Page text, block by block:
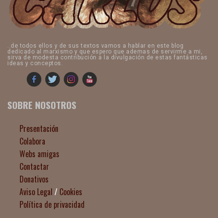
..de todos ellos y de sus textos vamos a hablar en este blog
dedicado al marxismo y que espero que ademas de servirme a mi,
sirva de modesta contribución a la divulgación de estas fantásticas
ideas y conceptos.
SOBRE NOSOTROS
Presentación
Colabora
Webs amigas
Contactar
Donativos
Aviso Legal / Cookies
Política de privacidad